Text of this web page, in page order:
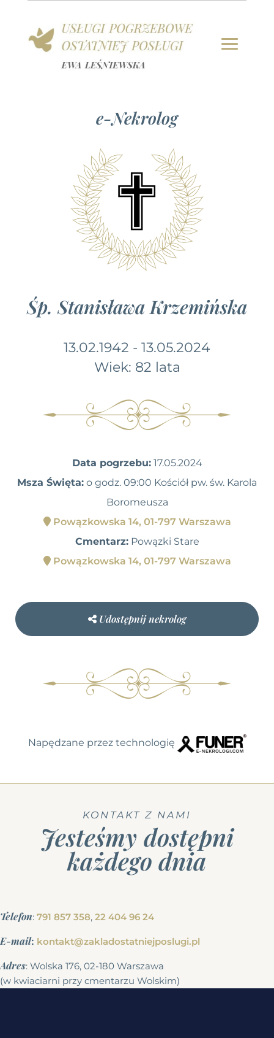
e-Nekrolog
Śp. Stanisława Krzemińska
13.02.1942 - 13.05.2024
Wiek: 82 lata
Data pogrzebu:17.05.2024
Msza Święta: o godz. 09:00 Kościół pw. św. Karola
Boromeusza
Powązkowska 14, 01-797 Warszawa
Cmentarz:Powązki Stare
Powązkowska 14, 01-797 Warszawa
Udostępnij nekrolog
Napędzane przez technologię
KONTAKT Z NAMI
Jesteśmy dostępni
każdego dnia
Telefon: 791 857 358, 22 404 96 24
E-mail: kontakt@zakladostatniejposlugi.pl
Adres: Wolska 176, 02-180 Warszawa
(w kwiaciarni przy cmentarzu Wolskim)